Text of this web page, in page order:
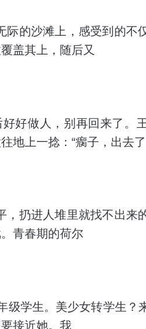
的沙滩上，感受到的不
盖其上，随后又
好做人，别再回来了。
地上一捻：“瘸子，出去了
扔进人堆里就找不出来
青春期的荷尔
级学生。美少女转学生？
接近她。我